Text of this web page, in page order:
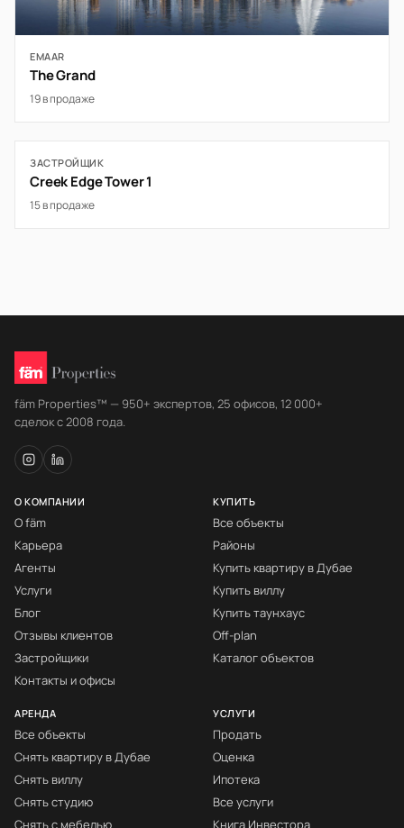
EMAAR
The Grand
19 в продаже
ЗАСТРОЙЩИК
Creek Edge Tower 1
15 в продаже
fäm Properties™ — 950+ экспертов, 25 офисов, 12 000+
сделок с 2008 года.
О КОМПАНИИ
О fäm
Карьера
Агенты
Услуги
Блог
Отзывы клиентов
Застройщики
Контакты и офисы
КУПИТЬ
Все объекты
Районы
Купить квартиру в Дубае
Купить виллу
Купить таунхаус
Off-plan
Каталог объектов
АРЕНДА
Все объекты
Снять квартиру в Дубае
Снять виллу
Снять студию
Снять с мебелью
УСЛУГИ
Продать
Оценка
Ипотека
Все услуги
Книга Инвестора